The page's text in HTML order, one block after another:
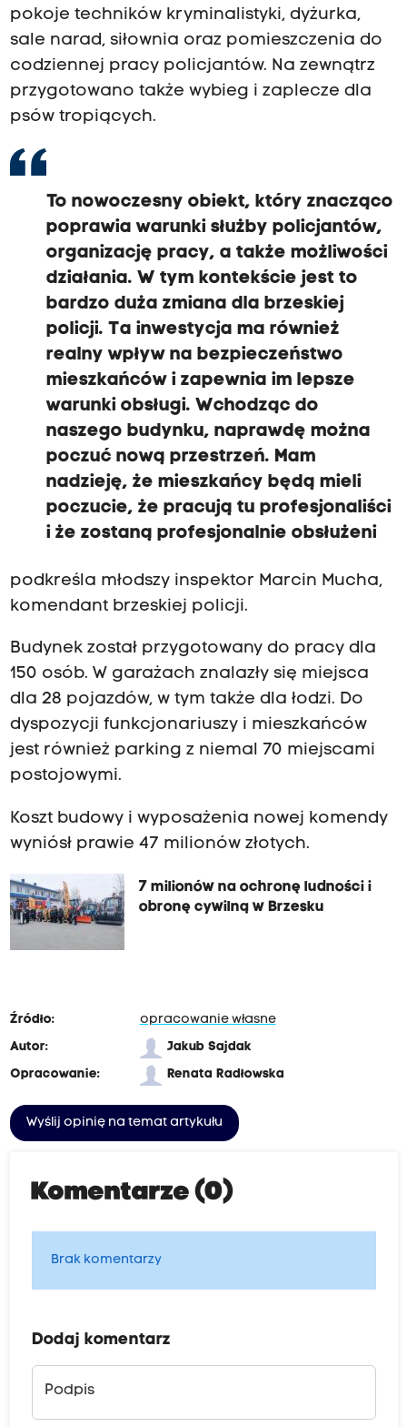
pokoje techników kryminalistyki, dyżurka,
sale narad, siłownia oraz pomieszczenia do
codziennej pracy policjantów. Na zewnątrz
przygotowano także wybieg i zaplecze dla
psów tropiących.
To nowoczesny obiekt, który znacząco
poprawia warunki służby policjantów,
organizację pracy, a także możliwości
działania. W tym kontekście jest to
bardzo duża zmiana dla brzeskiej
policji. Ta inwestycja ma również
realny wpływ na bezpieczeństwo
mieszkańców i zapewnia im lepsze
warunki obsługi. Wchodząc do
naszego budynku, naprawdę można
poczuć nową przestrzeń. Mam
nadzieję, że mieszkańcy będą mieli
poczucie, że pracują tu profesjonaliści
i że zostaną profesjonalnie obsłużeni
podkreśla młodszy inspektor Marcin Mucha,
komendant brzeskiej policji.
Budynek został przygotowany do pracy dla
150 osób. W garażach znalazły się miejsca
dla 28 pojazdów, w tym także dla łodzi. Do
dyspozycji funkcjonariuszy i mieszkańców
jest również parking z niemal 70 miejscami
postojowymi.
Koszt budowy i wyposażenia nowej komendy
wyniósł prawie 47 milionów złotych.
7 milionów na ochronę ludności i
obronę cywilną w Brzesku
Źródło:
opracowanie własne
Autor:
Jakub Sajdak
Opracowanie:
Renata Radłowska
Wyślij opinię na temat artykułu
Komentarze (0)
Brak komentarzy
Dodaj komentarz
Podpis